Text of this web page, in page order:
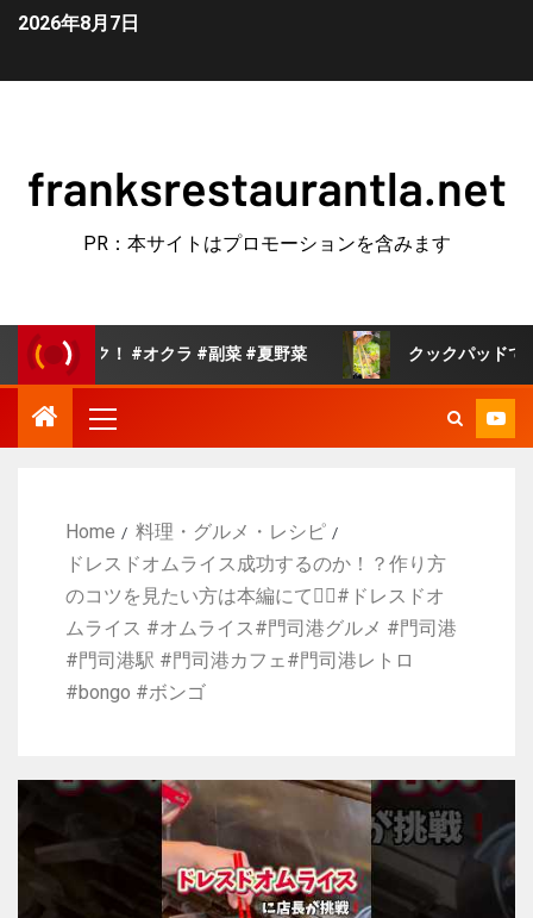
2026年8月7日
franksrestaurantla.net
PR：本サイトはプロモーションを含みます
！ #オクラ #副菜 #夏野菜 クックパッドで人気の白菜
Home
料理・グルメ・レシピ
ドレスドオムライス成功するのか！？作り方
のコツを見たい方は本編にて🙇‍♀️#ドレスドオ
ムライス #オムライス#門司港グルメ #門司港
#門司港駅 #門司港カフェ#門司港レトロ
#bongo #ボンゴ